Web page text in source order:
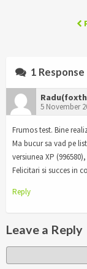
1 Response
5 November
Frumos test. Bine
Ma bucur sa vad pe
versiunea XP
Felicitari si succes in
Reply
Leave a Reply